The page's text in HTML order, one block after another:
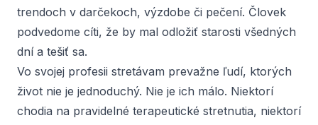
trendoch v darčekoch, výzdobe či pečení. Človek
podvedome cíti, že by mal odložiť starosti všedných
dní a tešiť sa.
Vo svojej profesii stretávam prevažne ľudí, ktorých
život nie je jednoduchý. Nie je ich málo. Niektorí
chodia na pravidelné terapeutické stretnutia, niektorí